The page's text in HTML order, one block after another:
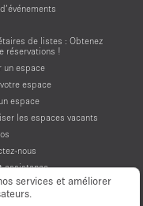
services et améliorer
de listes : Obtenez
réservations !
un espace
espace
espace
les espaces vacants
nous
assistance
générales d'utilisation
légales